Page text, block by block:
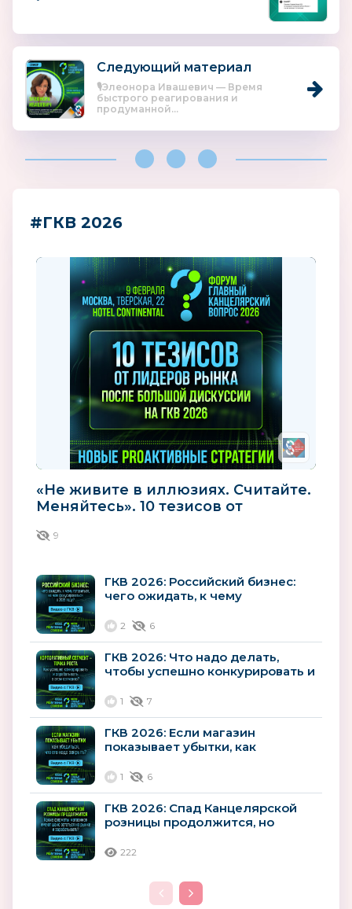
Следующий материал
🎙Элеонора Ивашевич — Время
быстрого реагирования и
продуманной...
#ГКВ 2026
«Не живите в иллюзиях. Считайте.
Меняйтесь». 10 тезисов от
9
ГКВ 2026: Российский бизнес:
чего ожидать, к чему
фокусироваться в...
2 6
ГКВ 2026: Что надо делать,
чтобы успешно конкурировать и
1 7
ГКВ 2026: Если магазин
показывает убытки, как
закрыть?
1 6
ГКВ 2026: Спад Канцелярской
розницы продолжится, но
Какие...
222